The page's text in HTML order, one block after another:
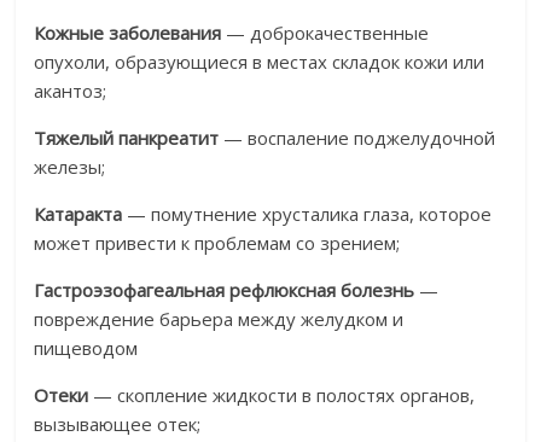
Кожные заболевания — доброкачественные
опухоли, образующиеся в местах складок кожи или
акантоз;
Тяжелый панкреатит — воспаление поджелудочной
железы;
Катаракта — помутнение хрусталика глаза, которое
может привести к проблемам со зрением;
Гастроэзофагеальная рефлюксная болезнь —
повреждение барьера между желудком и
пищеводом
Отеки — скопление жидкости в полостях органов,
вызывающее отек;